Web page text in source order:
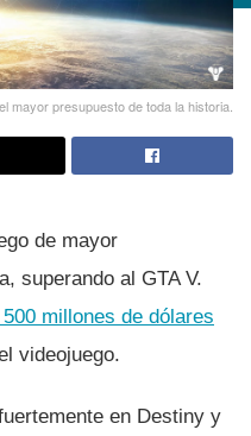
mayor presupuesto de toda la historia.
de mayor
superando al GTA V.
millones de dólares
videojuego.
en Destiny y